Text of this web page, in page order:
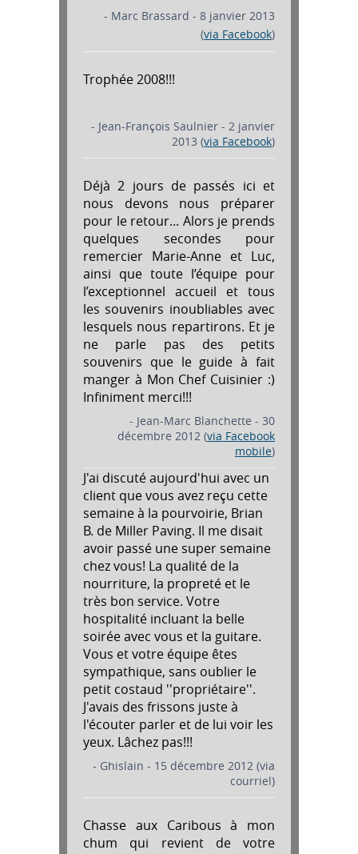
- Marc Brassard - 8 janvier 2013
(via Facebook)
Trophée 2008!!!
- Jean-François Saulnier - 2 janvier
2013 (via Facebook)
Déjà 2 jours de passés ici et
nous devons nous préparer
pour le retour... Alors je prends
quelques secondes pour
remercier Marie-Anne et Luc,
ainsi que toute l’équipe pour
l’exceptionnel accueil et tous
les souvenirs inoubliables avec
lesquels nous repartirons. Et je
ne parle pas des petits
souvenirs que le guide à fait
manger à Mon Chef Cuisinier :)
Infiniment merci!!!
- Jean-Marc Blanchette - 30
décembre 2012 (via Facebook
mobile)
J'ai discuté aujourd'hui avec un
client que vous avez reçu cette
semaine à la pourvoirie, Brian
B. de Miller Paving. Il me disait
avoir passé une super semaine
chez vous! La qualité de la
nourriture, la propreté et le
très bon service. Votre
hospitalité incluant la belle
soirée avec vous et la guitare.
Vous et votre équipe êtes
sympathique, sans oublier le
petit costaud ''propriétaire''.
J'avais des frissons juste à
l'écouter parler et de lui voir les
yeux. Lâchez pas!!!
- Ghislain - 15 décembre 2012 (via
courriel)
Chasse aux Caribous à mon
chum qui revient de votre